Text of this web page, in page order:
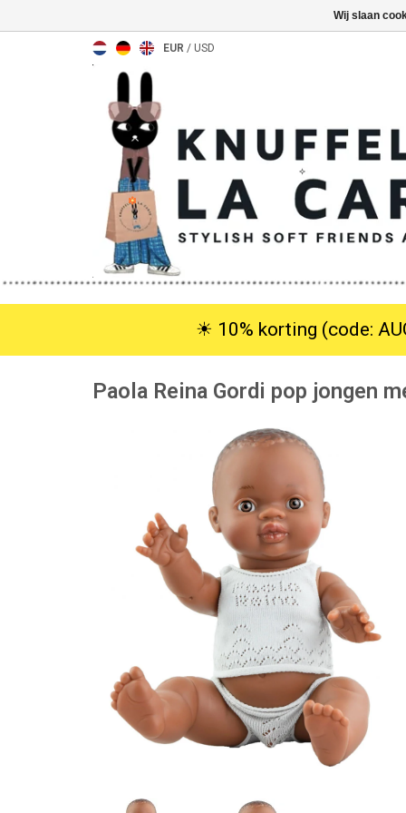
EUR / USD
☀︎ 10% korting (code:
Paola Reina Gordi pop jongen
Wij slaan